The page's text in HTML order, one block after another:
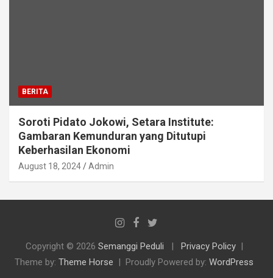
BERITA
Soroti Pidato Jokowi, Setara Institute:
Gambaran Kemunduran yang Ditutupi
Keberhasilan Ekonomi
August 18, 2024 Admin
Copyright © 2026 Semanggi Peduli
Privacy Policy
Theme by: Theme Horse Proudly Powered by: WordPress